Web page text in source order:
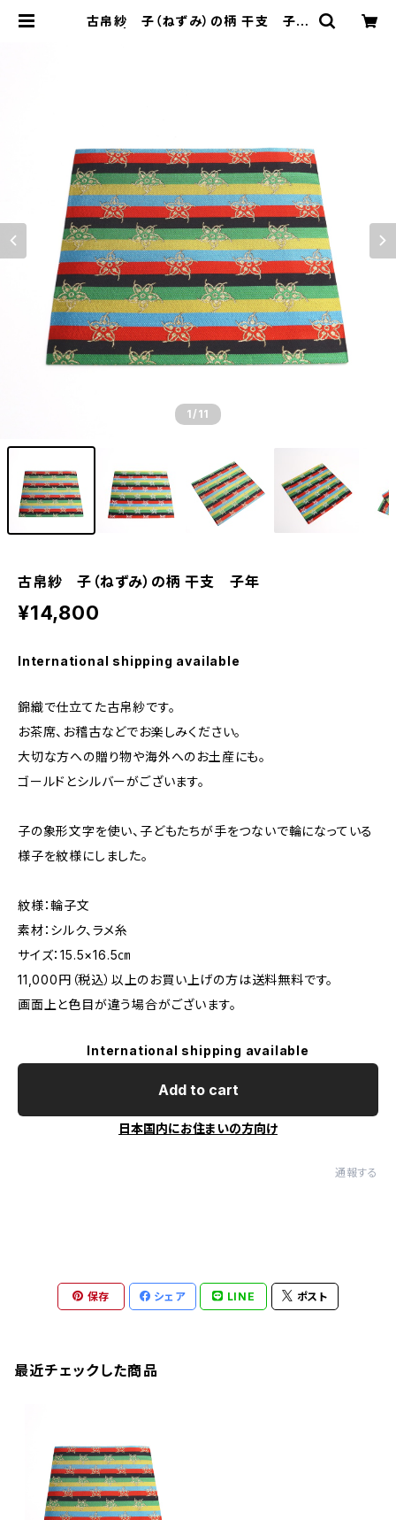
古帛紗 子（ねずみ）の柄 干支 子年
1 /11
古帛紗 子（ねずみ）の柄 干支 子年
¥14,800
International shipping available
錦織で仕立てた古帛紗です。
お茶席、お稽古などでお楽しみください。
大切な方への贈り物や海外へのお土産にも。
ゴールドとシルバーがございます。
子の象形文字を使い、子どもたちが手をつないで輪になっている
様子を紋様にしました。
紋様：輪子文
素材：シルク、ラメ糸
サイズ：15.5×16.5㎝
11,000円（税込）以上のお買い上げの方は送料無料です。
画面上と色目が違う場合がございます。
International shipping available
Add to cart
日本国内にお住まいの方向け
通報する
保存 シェア LINE ポスト
最近チェックした商品